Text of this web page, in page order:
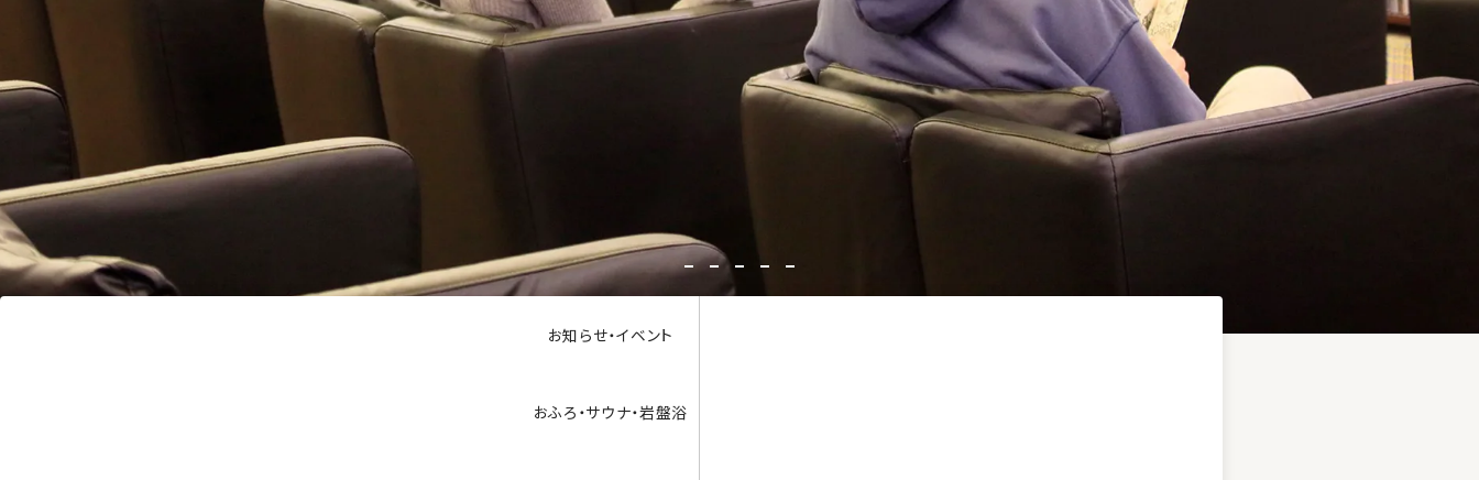
お知らせ・イベント
おふろ・サウナ・岩盤浴
埼玉
おふろの王様志木店 おふろの王様